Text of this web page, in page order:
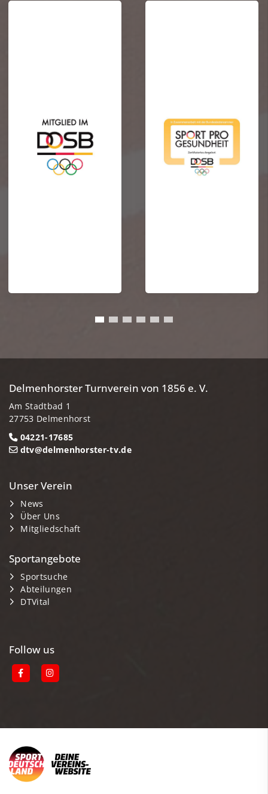
Delmenhorster Turnverein von 1856 e. V.
Am Stadtbad 1
27753 Delmenhorst
04221-17685
dtv@delmenhorster-tv.de
Unser Verein
News
Über Uns
Mitgliedschaft
Sportangebote
Sportsuche
Abteilungen
DTVital
Follow us